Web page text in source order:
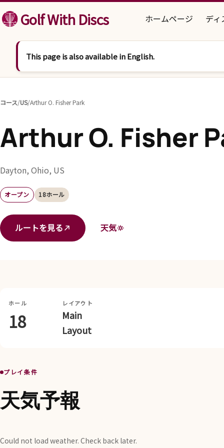
コンテンツへスキップ
Golf With Discs ホームページ デ
This page is also available in English.
コース/US/Arthur O. Fisher Park
Arthur O. Fisher
Dayton, Ohio, US
オープン 18ホール
ルートを見る 天気
ホール
18
レイアウト
Main
Layout
プレイ条件
天気予報
Could not load weather. Check back later.